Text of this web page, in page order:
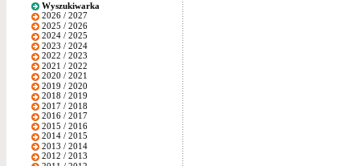
Wyszukiwarka
2026 / 2027
2025 / 2026
2024 / 2025
2023 / 2024
2022 / 2023
2021 / 2022
2020 / 2021
2019 / 2020
2018 / 2019
2017 / 2018
2016 / 2017
2015 / 2016
2014 / 2015
2013 / 2014
2012 / 2013